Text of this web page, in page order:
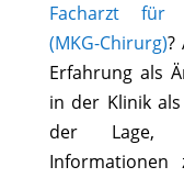
Facharzt für
(MKG-Chirurg)?
Erfahrung als
in der Klinik
der Lage,